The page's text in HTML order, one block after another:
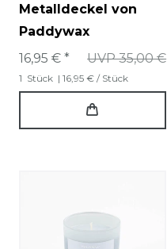
Metalldeckel von
Paddywax
UVP 35,00 €
16,95 € *
1 Stück | 16,95 € / Stück